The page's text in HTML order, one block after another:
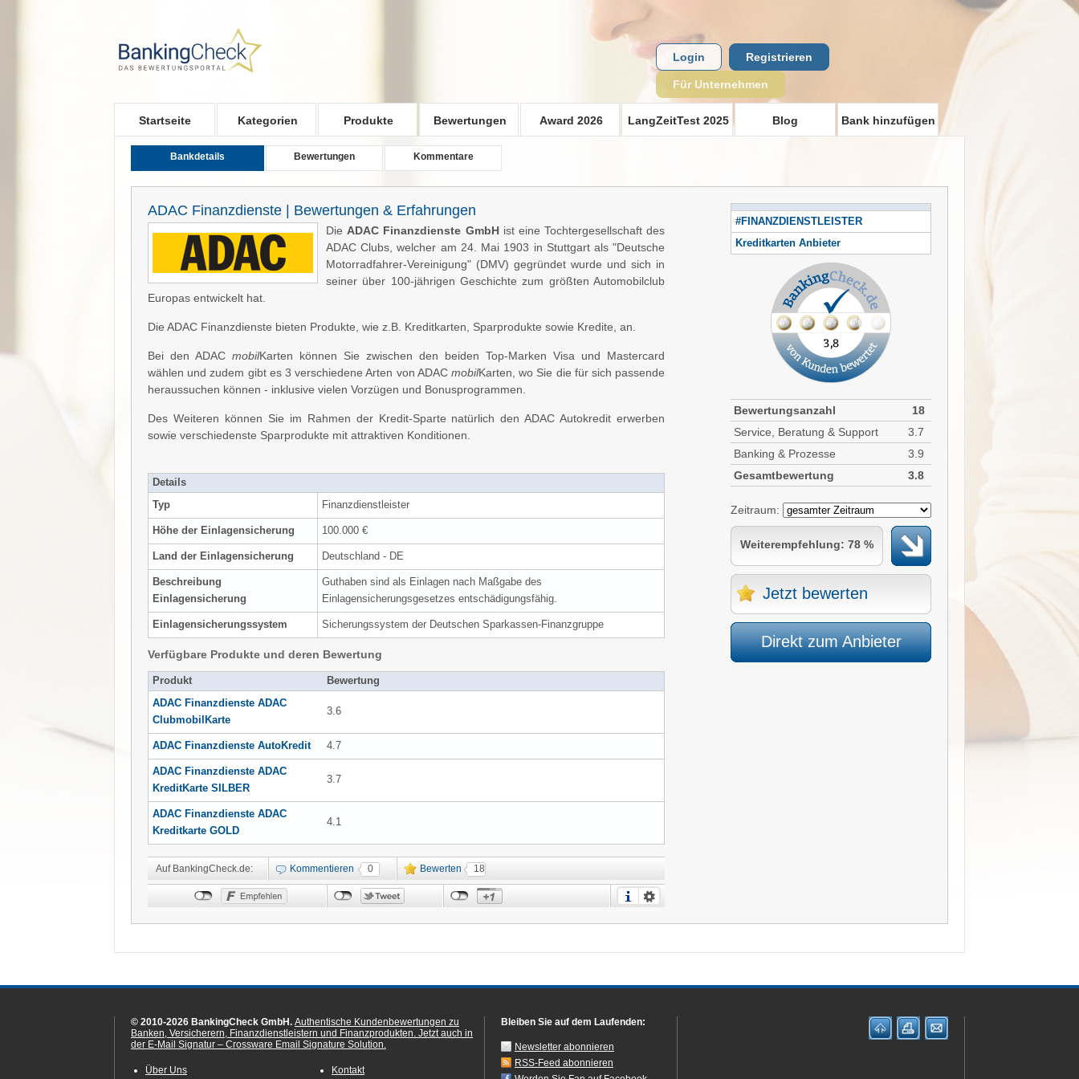
Startseite Kategorien Produkte Bewertungen Award 2026 LangZeitTest 2025 Blog Bank hinzufügen
Login Registrieren
Für Unternehmen
Bankdetails Bewertungen Kommentare
ADAC Finanzdienste | Bewertungen & Erfahrungen
Die ADAC Finanzdienste GmbHist eine Tochtergesellschaft des
ADAC Clubs, welcher am 24. Mai 1903 in Stuttgart als "Deutsche
Motorradfahrer-Vereinigung" (DMV) gegründet wurde und sich in
seiner über 100-jährigen Geschichte zum größten Automobilclub
Europas entwickelt hat.
Die ADAC Finanzdienste bieten Produkte, wie z.B. Kreditkarten, Sparprodukte sowie Kredite, an.
Bei den ADACmobilKarten können Sie zwischen den beiden Top-Marken Visa und Mastercard
wählen und zudem gibt es 3 verschiedene Arten von ADAC mobilKarten, wo Sie die für sich passende
heraussuchen können - inklusive vielen Vorzügen und Bonusprogrammen.
Des Weiteren können Sie im Rahmen der Kredit-Sparte natürlich den ADAC Autokredit erwerben
sowie verschiedenste Sparprodukte mit attraktiven Konditionen.
Details
Typ
Finanzdienstleister
Höhe der Einlagensicherung 100.000 €
Land der Einlagensicherung Deutschland - DE
Beschreibung
Einlagensicherung
Guthaben sind als Einlagen nach Maßgabe des
Einlagensicherungsgesetzes entschädigungsfähig.
Einlagensicherungssystem Sicherungssystem der Deutschen Sparkassen-Finanzgruppe
Verfügbare Produkte und deren Bewertung
Produkt
Bewertung
ADAC Finanzdienste ADAC
ClubmobilKarte
3.6
ADAC Finanzdienste AutoKredit 4.7
ADAC Finanzdienste ADAC
KreditKarte SILBER
3.7
ADAC Finanzdienste ADAC
Kreditkarte GOLD
4.1
Auf BankingCheck.de: Kommentieren 0 Bewerten 18
#FINANZDIENSTLEISTER
Kreditkarten Anbieter
Bewertungsanzahl
18
Service, Beratung & Support
3.7
Banking & Prozesse
3.9
Gesamtbewertung
3.8
Zeitraum:
Weiterempfehlung: 78 %
Jetzt bewerten
Direkt zum Anbieter
© 2010-2026 BankingCheck GmbH. Authentische Kundenbewertungen zu
Banken, Versicherern, Finanzdienstleistern und Finanzprodukten. Jetzt auch in
der E-Mail Signatur – Crossware Email Signature Solution.
Über Uns Kontakt
Bleiben Sie auf dem Laufenden:
Newsletter abonnieren
RSS-Feed abonnieren